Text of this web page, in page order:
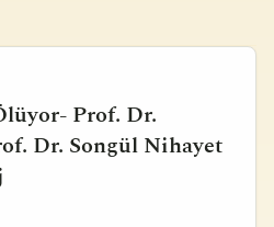
Prof. Dr.
Dr. Songül Nihayet